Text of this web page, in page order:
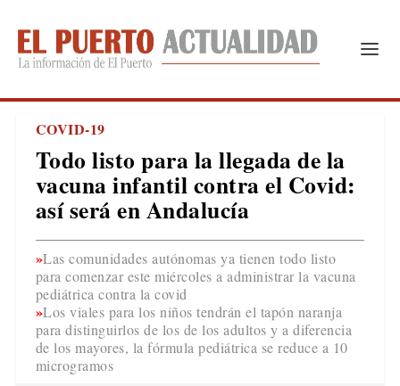
COVID-19
Todo listo para la llegada de la
vacuna infantil contra el Covid:
así será en Andalucía
Las comunidades autónomas ya tienen todo listo
para comenzar este miércoles a administrar la vacuna
pediátrica contra la covid
Los viales para los niños tendrán el tapón naranja
para distinguirlos de los de los adultos y a diferencia
de los mayores, la fórmula pediátrica se reduce a 10
microgramos